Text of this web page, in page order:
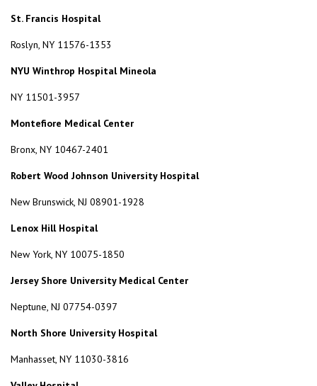
St. Francis Hospital
Roslyn, NY 11576-1353
NYU Winthrop Hospital Mineola
NY 11501-3957
Montefiore Medical Center
Bronx, NY 10467-2401
Robert Wood Johnson University Hospital
New Brunswick, NJ 08901-1928
Lenox Hill Hospital
New York, NY 10075-1850
Jersey Shore University Medical Center
Neptune, NJ 07754-0397
North Shore University Hospital
Manhasset, NY 11030-3816